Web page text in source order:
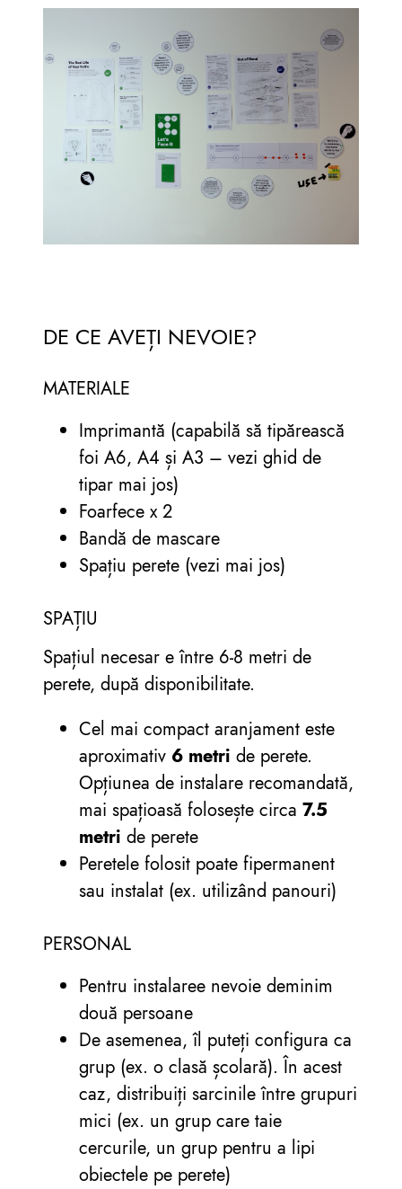
DE CE AVEȚI NEVOIE?
MATERIALE
Imprimantă (capabilă să tipărească
foi A6, A4 și A3 – vezi ghid de
tipar mai jos)
Foarfece x 2
Bandă de mascare
Spațiu perete (vezi mai jos)
SPAȚIU
Spațiul necesar e între 6-8 metri de
perete, după disponibilitate.
Cel mai compact aranjament este
aproximativ 6 metri de perete.
Opțiunea de instalare recomandată,
mai spațioasă folosește circa7.5
metri de perete
Peretele folosit poate fipermanent
sau instalat (ex. utilizând panouri)
PERSONAL
Pentru instalaree nevoie deminim
două persoane
De asemenea, îl puteți configura ca
grup (ex. o clasă școlară). În acest
caz, distribuiți sarcinile între grupuri
mici (ex. un grup care taie
cercurile, un grup pentru a lipi
obiectele pe perete)